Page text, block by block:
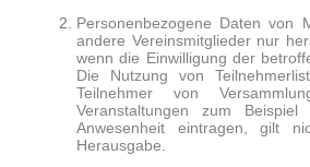
Personenbezogene Daten von
andere Vereinsmitglieder nur
wenn die Einwilligung der
Die Nutzung von
Teilnehmer von
Veranstaltungen zum
Anwesenheit eintragen, gilt
Herausgabe.